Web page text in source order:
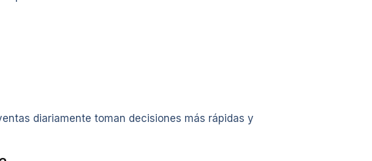
diariamente toman decisiones más rápidas y